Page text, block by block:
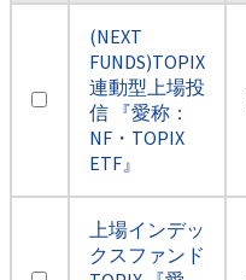
(NEXT
FUNDS)TOPIX
連動型上場投
信 『愛称：
NF・TOPIX
ETF』
上場インデッ
クスファンド